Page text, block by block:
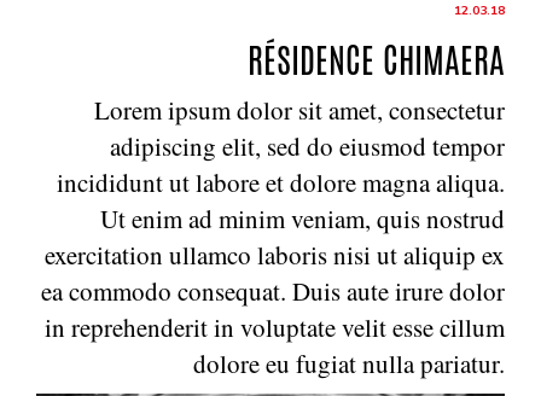
12.03.18
RÉSIDENCE CHIMAERA
Lorem ipsum dolor sit amet, consectetur
adipiscing elit, sed do eiusmod tempor
incididunt ut labore et dolore magna aliqua.
Ut enim ad minim veniam, quis nostrud
exercitation ullamco laboris nisi ut aliquip ex
ea commodo consequat. Duis aute irure dolor
in reprehenderit in voluptate velit esse cillum
dolore eu fugiat nulla pariatur.